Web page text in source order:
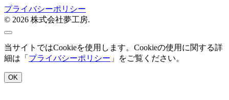
プライバシーポリシー
© 2026 株式会社夢工房.
当サイトではCookieを使用します。Cookieの使用に関する詳
細は「 プライバシーポリシー 」をご覧ください。
OK